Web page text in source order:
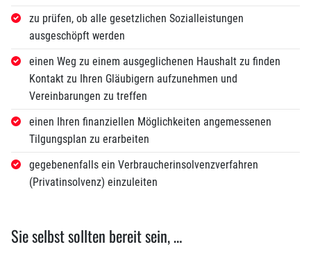
zu prüfen, ob alle gesetzlichen Sozialleistungen
ausgeschöpft werden
einen Weg zu einem ausgeglichenen Haushalt zu finden
Kontakt zu Ihren Gläubigern aufzunehmen und
Vereinbarungen zu treffen
einen Ihren finanziellen Möglichkeiten angemessenen
Tilgungsplan zu erarbeiten
gegebenenfalls ein Verbraucherinsolvenzverfahren
(Privatinsolvenz) einzuleiten
Sie selbst sollten bereit sein, …